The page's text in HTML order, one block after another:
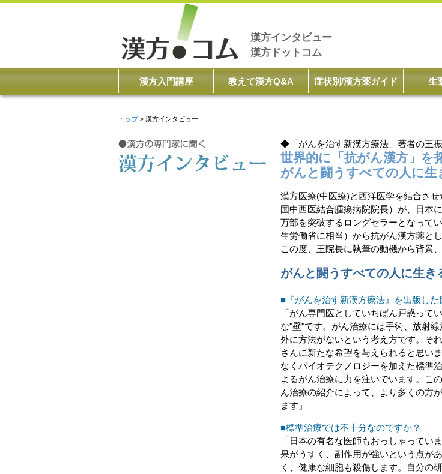
漢方インタビュー
漢方ドットコム
漢方入門講座 教えて漢方Q&A 症状別/漢方薬ガイド 生
トップ 漢方インタビュー
◆「がんを治す新漢方療法」著者の王
世界的に「抗がん漢方」を
がんと闘うすべての人に生
漢方医療(中医療)と西洋医学を結合さ
国中西医結合腫瘍病院院長）が、日本
万部を突破するロングセラーとなって
生労働省に相当）から抗がん漢方薬と
この度、王院長に執筆の動機から背景
がんと闘うすべての人に生
■『がんを治す新漢方療法』を出版した
「がん専門医としていちばん戸惑って
な"壁"です。がん治療には手術、放射
外に方法がないという考え方です。そ
さんに新たな希望を与えられると思い
なくバイオテクノロジーを加えた標準
よるがん治療に力を注いでいます。こ
ん治療の紹介によって、より多くの方
ます」
■標準治療では不十分なのですか？
「日本の有名な医師もおっしゃってい
果がうすく、副作用が強いという点が
く、健康な細胞も殺傷します。自分の